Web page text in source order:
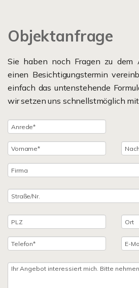
Objektanfrage
Sie haben noch Fragen zu dem
einen Besichtigungstermin
einfach das untenstehende
wir setzen uns schnellstmöglich